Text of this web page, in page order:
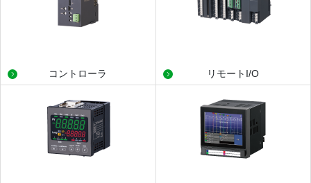
コントローラ リモートI/O